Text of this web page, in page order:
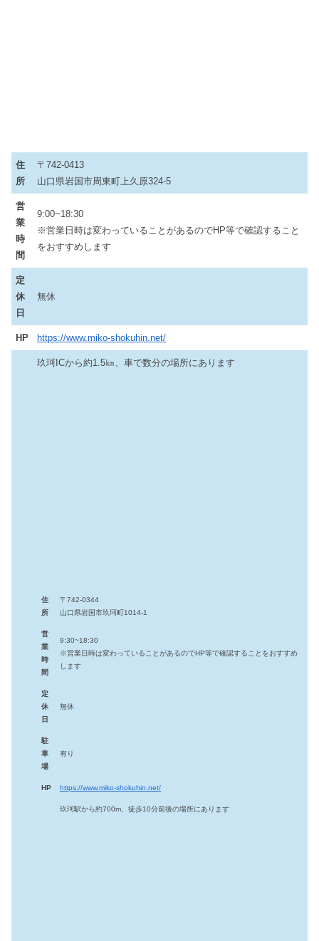
住
所
〒742-0413
山口県岩国市周東町上久原324-5
営
業
時
間
9:00~18:30
※営業日時は変わっていることがあるのでHP等で確認すること
をおすすめします
定
休
日
無休
HP https://www.miko-shokuhin.net/
玖珂ICから約1.5㎞、車で数分の場所にあります
住
所
〒742-0344
山口県岩国市玖珂町1014-1
営
業
時
間
9:30~18:30
※営業日時は変わっていることがあるのでHP等で確認することをおすすめ
します
定
休
日
無休
駐
車
場
有り
HP https://www.miko-shokuhin.net/
玖珂駅から約700m、徒歩10分前後の場所にあります